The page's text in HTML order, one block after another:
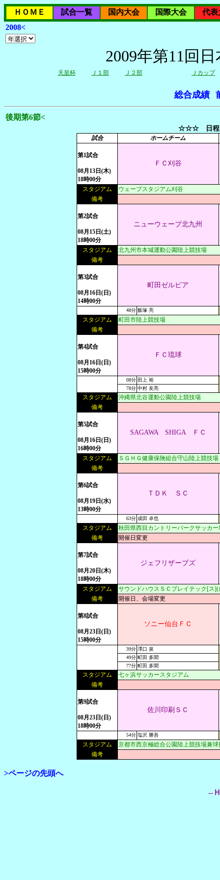
ＨＯＭＥ 試合一覧 国内大会 国際大会
代表
2008<
2009年第11回
天皇杯 Ｊ１部 Ｊ２部 Ｊカップ
総合成績
後期第6節<
☆☆☆ 日程
試合 ホームチーム
第1試合
08月13日(木)
18時00分
ＦＣ刈谷
スタジアム
ウェーブスタジアム刈谷
備考
第2試合
08月15日(土)
18時00分
ニューウェーブ北九州
スタジアム
北九州市本城運動公園陸上競技場
備考
第3試合
08月16日(日)
14時00分
町田ゼルビア
48分 飯塚 亮
スタジアム
町田市陸上競技場
備考
第4試合
08月16日(日)
15時00分
ＦＣ琉球
08分 田上 裕
78分 中村 友亮
スタジアム
沖縄県北谷運動公園陸上競技場
備考
第5試合
08月16日(日)
16時00分
SAGAWA SHIGA ＦＣ
スタジアム
ＳＧＨＧ健康保険組合守山陸上競技場
備考
第6試合
08月19日(水)
13時00分
ＴＤＫ ＳＣ
63分 成田 卓也
スタジアム
秋田県西目カントリーパークサッカー
備考
開催日変更
第7試合
08月20日(木)
18時00分
ジェフリザーブズ
スタジアム
サウンドハウスＳＣプレイテック[ス
備考
開催日、会場変更
第8試合
08月23日(日)
15時00分
ソニー仙台ＦＣ
39分 澤口 泉
49分 町田 多聞
77分 町田 多聞
スタジアム
七ヶ浜サッカースタジアム
備考
第9試合
08月23日(日)
18時00分
佐川印刷ＳＣ
54分 塩沢 勝吾
スタジアム
京都市西京極総合公園陸上競技場兼球
備考
>ページの先頭へ
--